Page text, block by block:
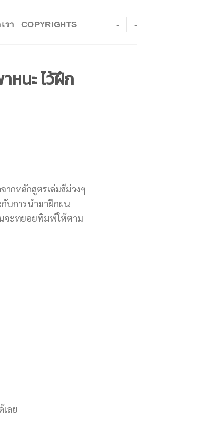
รา COPYRIGHTS - -
หนะ ไว้ฝึก
กหลักสูตรเล่มสีม่วงๆ
บการนำมาฝึกฝน
จะทยอยพิมพ์ให้ตาม
ลย